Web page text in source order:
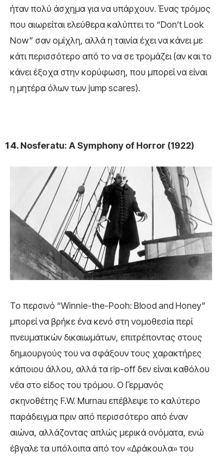
ήταν πολύ άσχημα για να υπάρχουν. Ένας τρόμος
που αιωρείται ελεύθερα καλύπτει το “Don’t Look
Now” σαν ομίχλη, αλλά η ταινία έχει να κάνει με
κάτι περισσότερο από το να σε τρομάζει (αν και το
κάνει έξοχα στην κορύφωση, που μπορεί να είναι
η μητέρα όλων των jump scares).
Nosferatu: A Symphony of Horror (1922)
Το περσινό “Winnie-the-Pooh: Blood and Honey”
μπορεί να βρήκε ένα κενό στη νομοθεσία περί
πνευματικών δικαιωμάτων, επιτρέποντας στους
δημιουργούς του να σφάξουν τους χαρακτήρες
κάποιου άλλου, αλλά τα rip-off δεν είναι καθόλου
νέα στο είδος του τρόμου. Ο Γερμανός
σκηνοθέτης F.W. Murnau επέβλεψε το καλύτερο
παράδειγμα πριν από περισσότερο από έναν
αιώνα, αλλάζοντας απλώς μερικά ονόματα, ενώ
έβγαλε τα υπόλοιπα από τον «Δράκουλα» του